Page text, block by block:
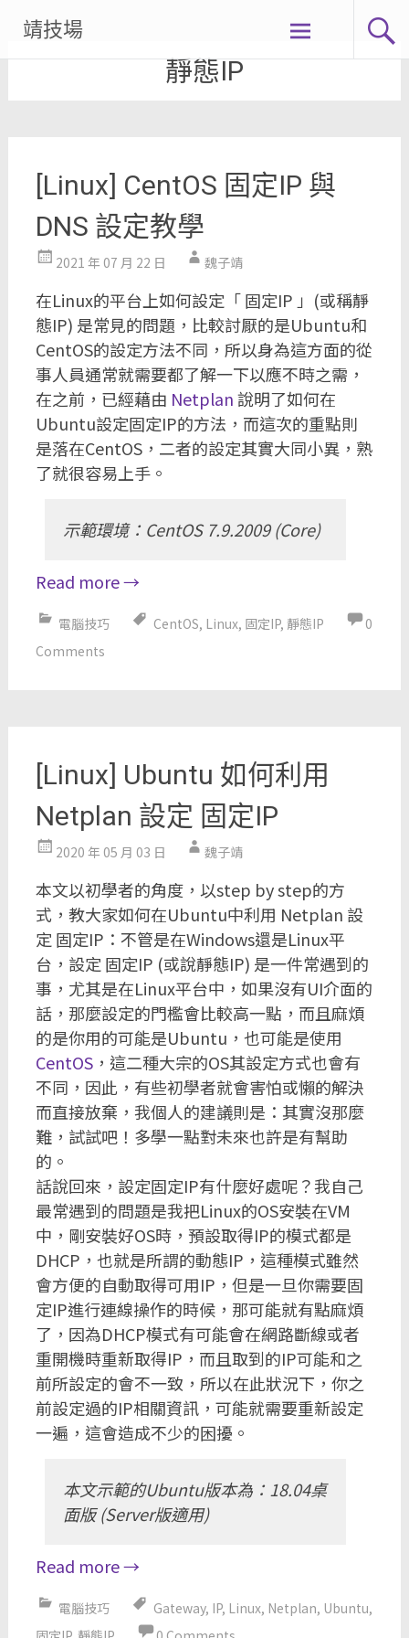
content
靖技場
靜態IP
[Linux] CentOS 固定IP 與
DNS 設定教學
2021 年 07 月 22 日 魏子靖
在Linux的平台上如何設定「 固定IP 」(或稱靜
態IP) 是常見的問題，比較討厭的是Ubuntu和
CentOS的設定方法不同，所以身為這方面的從
事人員通常就需要都了解一下以應不時之需，
在之前，已經藉由 Netplan說明了如何在
Ubuntu設定固定IP的方法，而這次的重點則
是落在CentOS，二者的設定其實大同小異，熟
了就很容易上手。
示範環境：CentOS 7.9.2009 (Core)
Read more→
電腦技巧 CentOS, Linux, 固定IP, 靜態IP
0
Comments
[Linux] Ubuntu 如何利用
Netplan 設定 固定IP
2020 年 05 月 03 日 魏子靖
本文以初學者的角度，以step by step的方
式，教大家如何在Ubuntu中利用 Netplan 設
定 固定IP：不管是在Windows還是Linux平
台，設定 固定IP (或說靜態IP) 是一件常遇到的
事，尤其是在Linux平台中，如果沒有UI介面的
話，那麼設定的門檻會比較高一點，而且麻煩
的是你用的可能是Ubuntu，也可能是使用
CentOS，這二種大宗的OS其設定方式也會有
不同，因此，有些初學者就會害怕或懶的解決
而直接放棄，我個人的建議則是：其實沒那麼
難，試試吧！多學一點對未來也許是有幫助
的。
話說回來，設定固定IP有什麼好處呢？我自己
最常遇到的問題是我把Linux的OS安裝在VM
中，剛安裝好OS時，預設取得IP的模式都是
DHCP，也就是所謂的動態IP，這種模式雖然
會方便的自動取得可用IP，但是一旦你需要固
定IP進行連線操作的時候，那可能就有點麻煩
了，因為DHCP模式有可能會在網路斷線或者
重開機時重新取得IP，而且取到的IP可能和之
前所設定的會不一致，所以在此狀況下，你之
前設定過的IP相關資訊，可能就需要重新設定
一遍，這會造成不少的困擾。
本文示範的Ubuntu版本為：18.04桌
面版 (Server版適用)
Read more→
電腦技巧 Gateway, IP, Linux, Netplan, Ubuntu,